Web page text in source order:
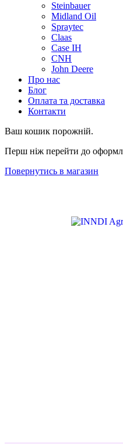
Steinbauer
Midland Oil
Spraytec
Claas
Case IH
CNH
John Deere
Про нас
Блог
Оплата та доставка
Контакти
Ваш кошик порожній.
Перш ніж перейти до
Повернутись в магазин